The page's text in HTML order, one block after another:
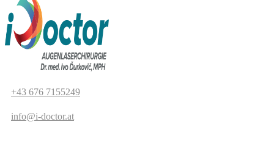
+43 676 7155249
info@i-doctor.at